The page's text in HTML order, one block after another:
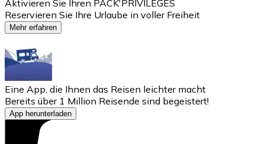
Aktivieren Sie Ihren PACK'PRIVILÈGES
Reservieren Sie Ihre Urlaube in voller Freiheit
Mehr erfahren
Eine App, die Ihnen das Reisen leichter macht
Bereits über 1 Million Reisende sind begeistert!
App herunterladen